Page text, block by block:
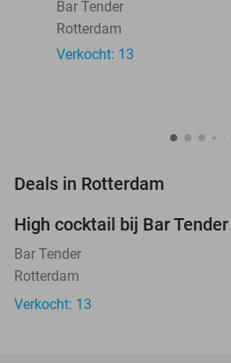
Bar Tender
Rotterdam
Verkocht: 13
Deals in Rotterdam
TODAY
High cocktail bij Bar Tender
Bar Tender
Rotterdam
Verkocht: 13